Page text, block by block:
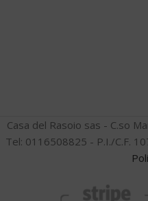
Casa del Rasoio sas - C.so
Tel: 0116508825 - P.I./C.F.